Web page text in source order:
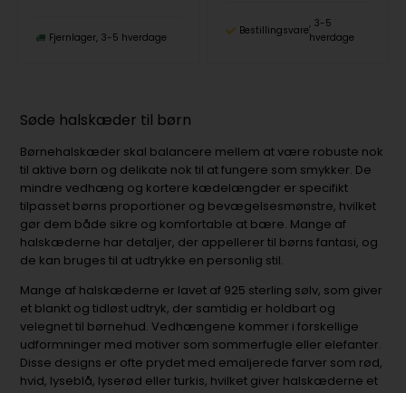
Fjernlager 3-5 hverdage
Bestillingsvare
3-5
hverdage
Søde halskæder til børn
Børnehalskæder skal balancere mellem at være robuste nok
til aktive børn og delikate nok til at fungere som smykker. De
mindre vedhæng og kortere kædelængder er specifikt
tilpasset børns proportioner og bevægelsesmønstre, hvilket
gør dem både sikre og komfortable at bære. Mange af
halskæderne har detaljer, der appellerer til børns fantasi, og
de kan bruges til at udtrykke en personlig stil.
Mange af halskæderne er lavet af 925 sterling sølv, som giver
et blankt og tidløst udtryk, der samtidig er holdbart og
velegnet til børnehud. Vedhængene kommer i forskellige
udformninger med motiver som sommerfugle eller elefanter.
Disse designs er ofte prydet med emaljerede farver som rød,
hvid, lyseblå, lyserød eller turkis, hvilket giver halskæderne et